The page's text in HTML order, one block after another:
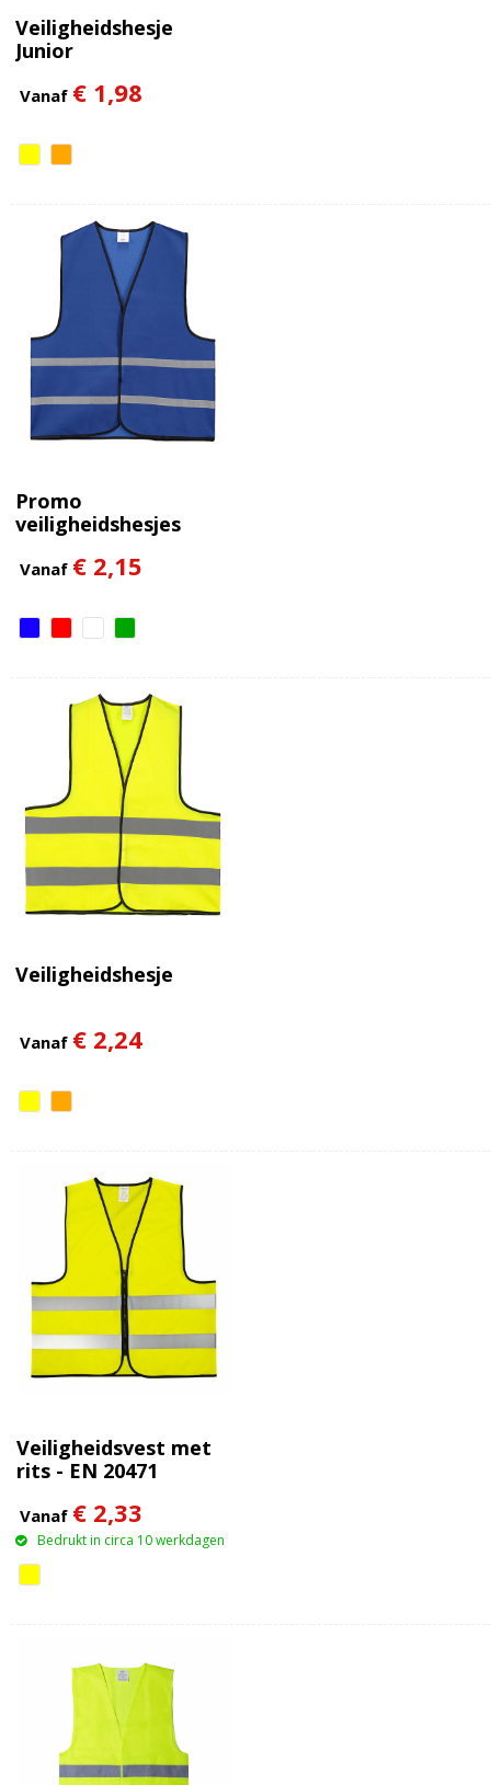
Veiligheidshesje
Junior
Vanaf € 1,98
Promo
veiligheidshesjes
Vanaf € 2,15
Veiligheidshesje
Vanaf € 2,24
Veiligheidsvest met
rits - EN 20471
Vanaf € 2,33
Bedrukt in circa 10 werkdagen